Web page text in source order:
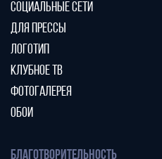
СОЦИАЛЬНЫЕ СЕТИ
ДЛЯ ПРЕССЫ
ЛОГОТИП
КЛУБНОЕ ТВ
ФОТОГАЛЕРЕЯ
ОБОИ
БЛАГОТВОРИТЕЛЬНОСТЬ